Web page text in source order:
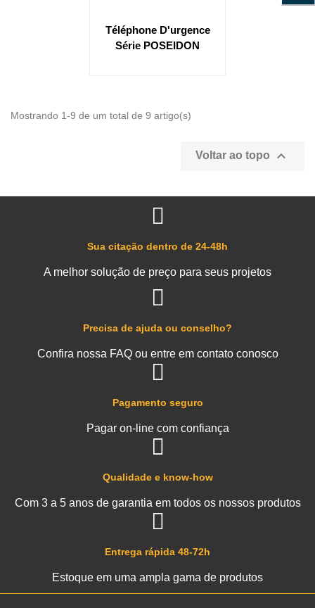
Téléphone D'urgence
Série POSEIDON
Mostrando 1-9 de um total de 9 artigo(s)
Voltar ao topo 
Entrega rápida 48-72h
Estoque em uma ampla gama de produtos
Qualidade e know-how
Com 3 a 5 anos de garantia em todos os nossos produtos
Pagamento seguro
Pagar on-line com confiança
Precisa de ajuda ou conselho?
Confira nossa FAQ ou entre em contato conosco
Sua citação dentro de 24-48h
A melhor solução de preço para seus projetos